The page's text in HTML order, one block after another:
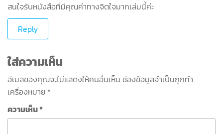
สนใจรับหนังสือที่มีคุณค่าทางจิตใจมากเล่มนี้ค่ะ
Reply
ใส่ความเห็น
อีเมลของคุณจะไม่แสดงให้คนอื่นเห็น ช่องข้อมูลจำเป็นถูกทำ
เครื่องหมาย *
ความเห็น*